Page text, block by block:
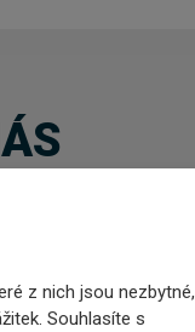
z nich jsou nezbytné,
Souhlasíte s